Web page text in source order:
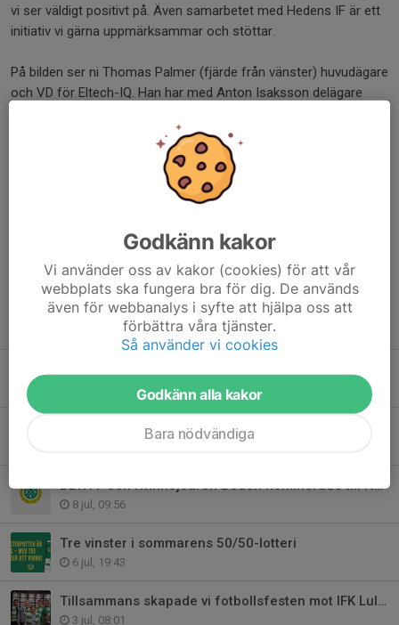
vi ser väldigt positivt på. Även samarbetet med Hedens IF är ett
initiativ vi gärna uppmärksammar och stöttar.
På bilden ser ni Thomas Palmer (fjärde från vänster) huvudägare
och VD för Eltech-IQ. Han har med Anton Isaksson delägare
William Edholm vilka är anställda på Eltech-IQ. Trångfors IF
Boden representeras av Tilde Mattsson. BBK FF av ordförande
Peter Uneby och Klubbchefen Peter Gitselov vilken även är
Tidigare nyheter
BBK Fotboll lägger ned div IV-laget
BBK FF och Kvinnojouren Boden nominerade till Norrbottens jämställdhetspris
8 jul, 09:56
Tre vinster i sommarens 50/50-lotteri
6 jul, 19:43
Tillsammans skapade vi fotbollsfesten mot IFK Luleå , 22 juni
3 jul, 08:01
Godkänn kakor
Vi använder oss av kakor (cookies) för att vår
webbplats ska fungera bra för dig. De används
även för webbanalys i syfte att hjälpa oss att
förbättra våra tjänster.
Så använder vi cookies
Godkänn alla kakor
Bara nödvändiga